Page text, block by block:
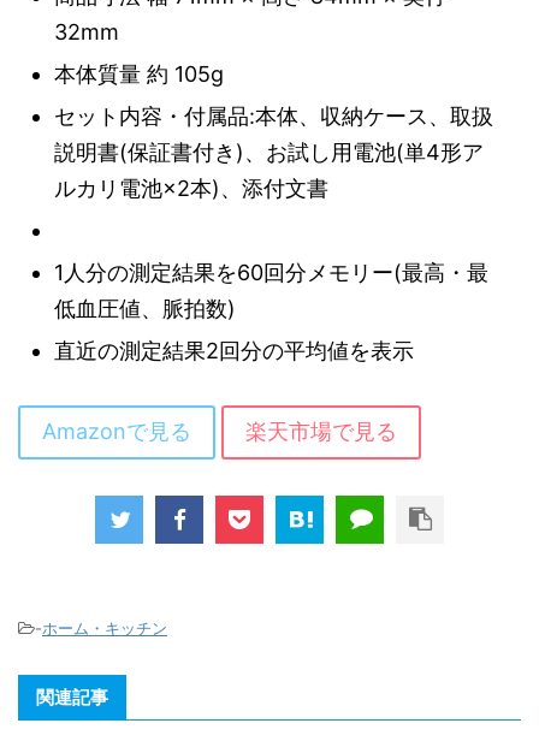
32mm
本体質量 約 105g
セット内容・付属品:本体、収納ケース、取扱
説明書(保証書付き)、お試し用電池(単4形ア
ルカリ電池×2本)、添付文書
1人分の測定結果を60回分メモリー(最高・最
低血圧値、脈拍数)
直近の測定結果2回分の平均値を表示
Amazonで見る 楽天市場で見る
-ホーム・キッチン
関連記事